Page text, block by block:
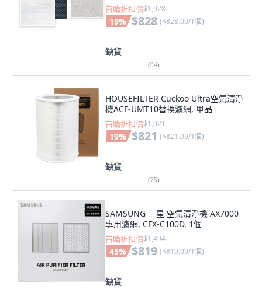
首購折扣價$1,028
19% $828 ($828.00/1個)
缺貨
(94)
HOUSEFILTER Cuckoo Ultra空氣清淨
機ACF-UMT10替換濾網, 單品
首購折扣價$1,021
19% $821 ($821.00/1個)
缺貨
(75)
SAMSUNG 三星 空氣清淨機 AX7000
專用濾網, CFX-C100D, 1個
首購折扣價$1,494
45% $819 ($819.00/1個)
缺貨